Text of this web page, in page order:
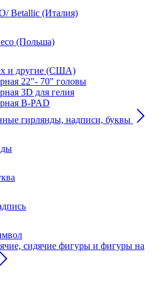
Betallic (Италия)
(Польша)
и другие (США)
22"- 70" головы
3D для гелия
B-PAD
гирлянды, надписи, буквы
сидячие фигуры и фигуры на